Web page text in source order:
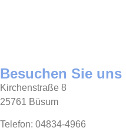
Besuchen Sie uns
Kirchenstraße 8
25761 Büsum
Telefon: 04834-4966